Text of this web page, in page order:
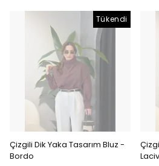
Tükendi
Çizgili Dik Yaka Tasarım Bluz -
Bordo